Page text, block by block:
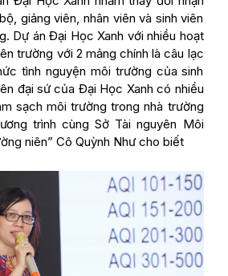
giảng viên, nhân viên và sinh viên
Dự án Đại Học Xanh với nhiều hoạt
trường với 2 mảng chính là câu lạc
tình nguyện môi trường của sinh
đại sứ của Đại Học Xanh có nhiều
sạch môi trường trong nhà trường
trình cùng Sở Tài nguyên Môi
niên” Cô Quỳnh Như cho biết